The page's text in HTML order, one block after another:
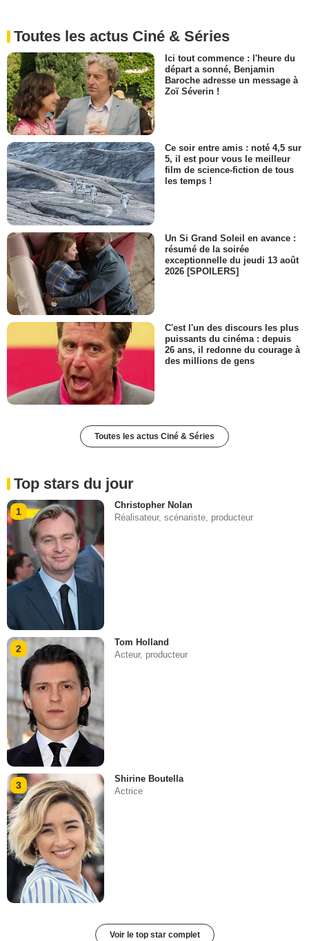
Toutes les actus Ciné & Séries
Ici tout commence : l'heure du
départ a sonné, Benjamin
Baroche adresse un message à
Zoï Séverin !
Ce soir entre amis : noté 4,5 sur
5, il est pour vous le meilleur
film de science-fiction de tous
les temps !
Un Si Grand Soleil en avance :
résumé de la soirée
exceptionnelle du jeudi 13 août
2026 [SPOILERS]
C'est l'un des discours les plus
puissants du cinéma : depuis
26 ans, il redonne du courage à
des millions de gens
Toutes les actus Ciné & Séries
Top stars du jour
1
Christopher Nolan
Réalisateur, scénariste, producteur
2
Tom Holland
Acteur, producteur
3
Shirine Boutella
Actrice
Voir le top star complet